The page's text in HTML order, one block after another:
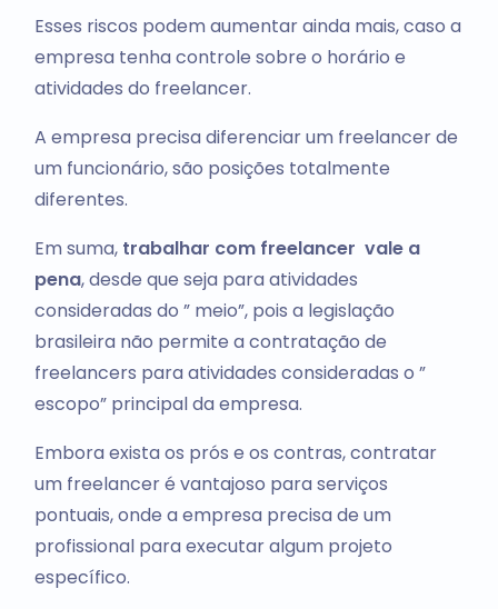
Esses riscos podem aumentar ainda mais, caso a
empresa tenha controle sobre o horário e
atividades do freelancer.
A empresa precisa diferenciar um freelancer de
um funcionário, são posições totalmente
diferentes.
Em suma,trabalhar com freelancer vale a
pena, desde que seja para atividades
consideradas do ” meio”, pois a legislação
brasileira não permite a contratação de
freelancers para atividades consideradas o ”
escopo” principal da empresa.
Embora exista os prós e os contras, contratar
um freelancer é vantajoso para serviços
pontuais, onde a empresa precisa de um
profissional para executar algum projeto
específico.